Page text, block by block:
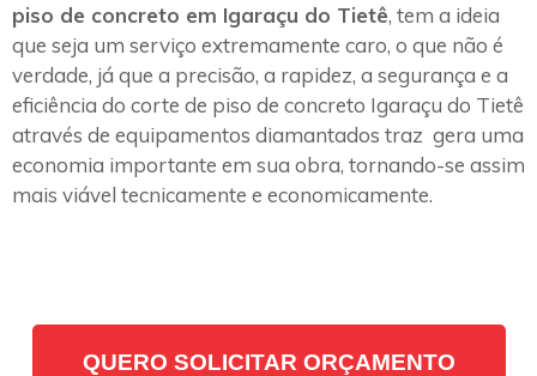
piso de concreto em Igaraçu do Tietê, tem a ideia
que seja um serviço extremamente caro, o que não é
verdade, já que a precisão, a rapidez, a segurança e a
eficiência do corte de piso de concreto Igaraçu do Tietê
através de equipamentos diamantados traz gera uma
economia importante em sua obra, tornando-se assim
mais viável tecnicamente e economicamente.
QUERO SOLICITAR ORÇAMENTO